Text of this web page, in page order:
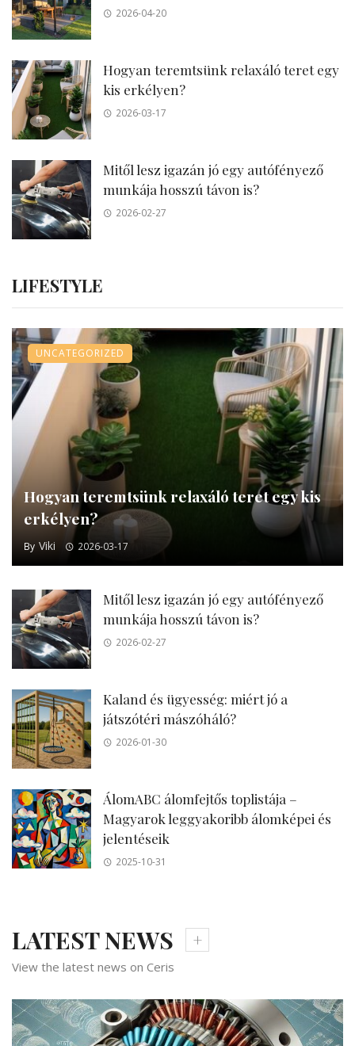
2026-04-20
Hogyan teremtsünk relaxáló teret egy
kis erkélyen?
2026-03-17
Mitől lesz igazán jó egy autófényező
munkája hosszú távon is?
2026-02-27
LIFESTYLE
Hogyan teremtsünk relaxáló teret egy kis
erkélyen?
By Viki 2026-03-17
UNCATEGORIZED
Mitől lesz igazán jó egy autófényező
munkája hosszú távon is?
2026-02-27
Kaland és ügyesség: miért jó a
játszótéri mászóháló?
2026-01-30
ÁlomABC álomfejtős toplistája –
Magyarok leggyakoribb álomképei és
jelentéseik
2025-10-31
LATEST NEWS
View the latest news on Ceris